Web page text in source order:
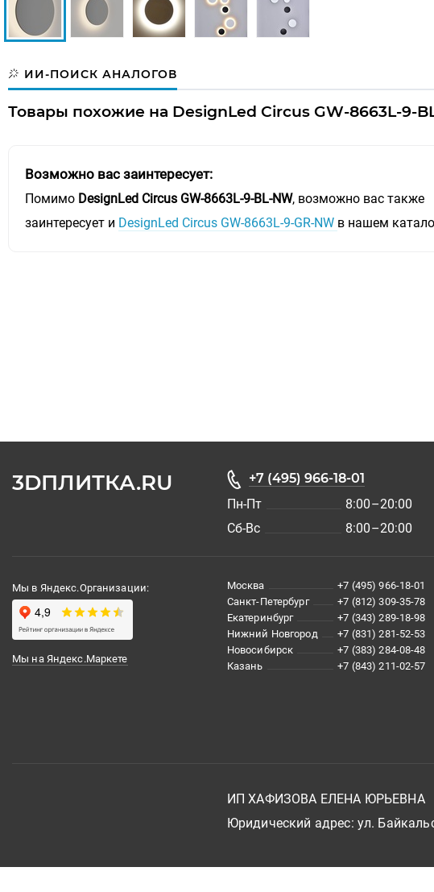
ИИ-ПОИСК АНАЛОГОВ
Товары похожие на DesignLed Circus GW-8663L-9-
Возможно вас заинтересует:
Помимо DesignLed Circus GW-8663L-9-BL-NW, возможно вас также
заинтересует и DesignLed Circus GW-8663L-9-GR-NW в нашем
3DПЛИТКА.RU
+7 (495) 966-18-01
Пн-Пт
8:00–20:00
Сб-Вс
8:00–20:00
Мы в Яндекс.Организации:
Мы на Яндекс.Маркете
Москва
+7 (495) 966-18-01
Санкт-Петербург
+7 (812) 309-35-78
Екатеринбург
+7 (343) 289-18-98
Нижний Новгород
+7 (831) 281-52-53
Новосибирск
+7 (383) 284-08-48
Казань
+7 (843) 211-02-57
ИП ХАФИЗОВА ЕЛЕНА ЮРЬЕВНА
Юридический адрес: ул.